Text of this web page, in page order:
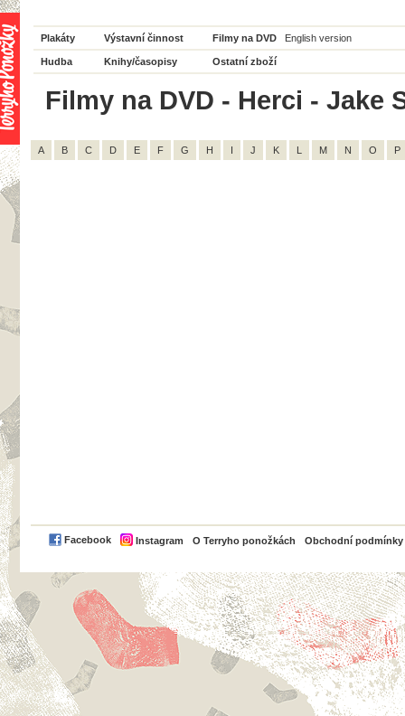
Plakáty Výstavní činnost Filmy na DVD English version
Hudba Knihy/časopisy Ostatní zboží
Filmy na DVD - Herci - Jake
A B C D E F G H I J K L M N O P
Facebook Instagram O Terryho ponožkách Obchodní podmínky
PayPal